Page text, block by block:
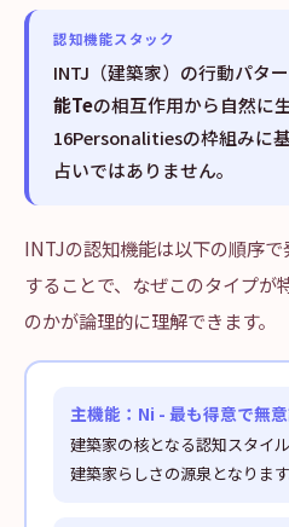
認知機能スタック
INTJ（建築家）の行動パター
能Teの相互作用から自然に
16Personalitiesの枠組みに
占いではありません。
INTJの認知機能は以下の順序
することで、なぜこのタイプが
のかが論理的に理解できます。
主機能：Ni - 最も得意で無
建築家の核となる認知スタイ
建築家らしさの源泉となります